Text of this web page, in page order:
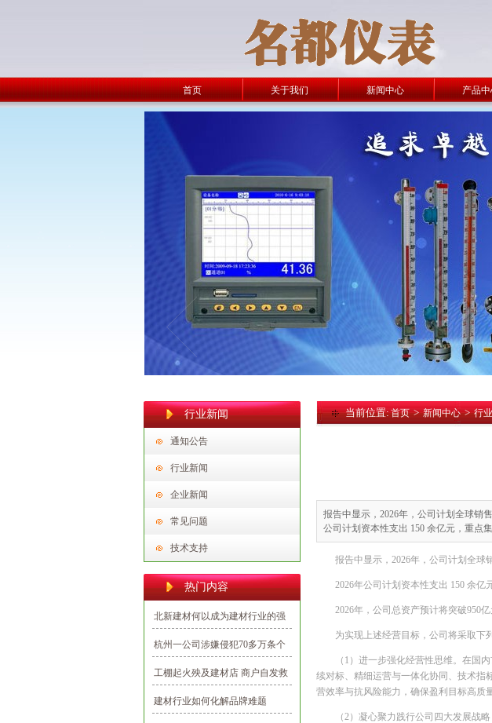
首页 关于我们 新闻中心 产品
行业新闻
通知公告
行业新闻
企业新闻
常见问题
技术支持
热门内容
北新建材何以成为建材行业的强
势民族品牌？
杭州一公司涉嫌侵犯70多万条个
人信息，多为向业主推销建材
工棚起火殃及建材店 商户自发救
援避免损失
建材行业如何化解品牌难题
当前位置:首页>新闻中心>行
报告中显示，2026年，公司计划全球销
公司计划资本性支出 150 余亿元，重点集
报告中显示，2026年，公司计划全球
2026年公司计划资本性支出 150 余亿
2026年，公司总资产预计将突破950
为实现上述经营目标，公司将采取下
（1）进一步强化经营性思维。在国
续对标、精细运营与一体化协同、技术指
营效率与抗风险能力，确保盈利目标高质
（2）凝心聚力践行公司四大发展战